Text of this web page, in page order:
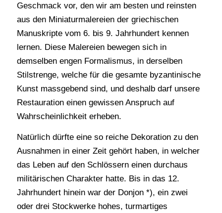
Geschmack vor, den wir am besten und reinsten
aus den Miniaturmalereien der griechischen
Manuskripte vom 6. bis 9. Jahrhundert kennen
lernen. Diese Malereien bewegen sich in
demselben engen Formalismus, in derselben
Stilstrenge, welche für die gesamte byzantinische
Kunst massgebend sind, und deshalb darf unsere
Restauration einen gewissen Anspruch auf
Wahrscheinlichkeit erheben.
Natürlich dürfte eine so reiche Dekoration zu den
Ausnahmen in einer Zeit gehört haben, in welcher
das Leben auf den Schlössern einen durchaus
militärischen Charakter hatte. Bis in das 12.
Jahrhundert hinein war der Donjon *), ein zwei
oder drei Stockwerke hohes, turmartiges